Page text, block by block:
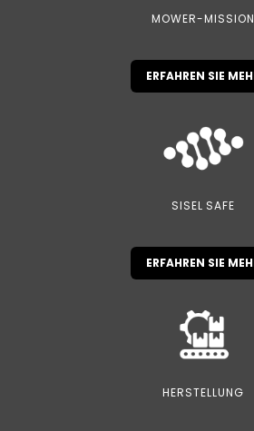
MOWER-MISSION
ERFAHREN SIE
SISEL SAFE
ERFAHREN SIE
HERSTELLUNG